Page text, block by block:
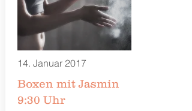
14. Januar 2017
Boxen mit Jasmin
9:30 Uhr